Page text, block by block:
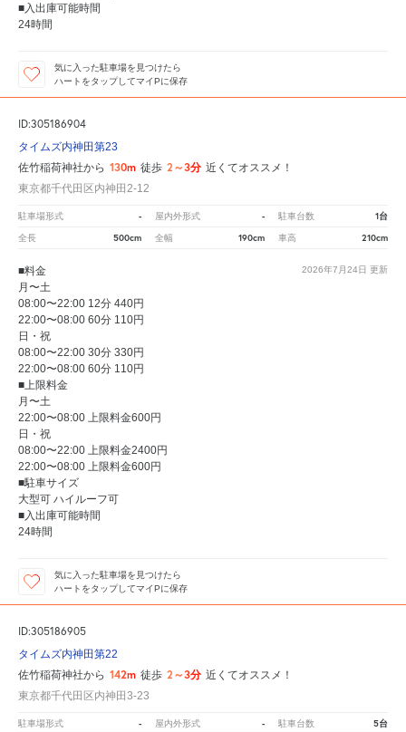
■入出庫可能時間
24時間
気に入った駐車場を見つけたら
ハートをタップしてマイPに保存
ID:305186904
タイムズ内神田第23
佐竹稲荷神社から 130m 徒歩 2～3分 近くてオススメ！
東京都千代田区内神田2-12
駐車場形式 - 屋内外形式 - 駐車台数 1台
全長 500cm 全幅 190cm 車高 210cm
2026年7月24日 更新
■料金
月〜土
08:00〜22:00 12分 440円
22:00〜08:00 60分 110円
日・祝
08:00〜22:00 30分 330円
22:00〜08:00 60分 110円
■上限料金
月〜土
22:00〜08:00 上限料金600円
日・祝
08:00〜22:00 上限料金2400円
22:00〜08:00 上限料金600円
■駐車サイズ
大型可 ハイルーフ可
■入出庫可能時間
24時間
気に入った駐車場を見つけたら
ハートをタップしてマイPに保存
ID:305186905
タイムズ内神田第22
佐竹稲荷神社から 142m 徒歩 2～3分 近くてオススメ！
東京都千代田区内神田3-23
駐車場形式 - 屋内外形式 - 駐車台数 5台